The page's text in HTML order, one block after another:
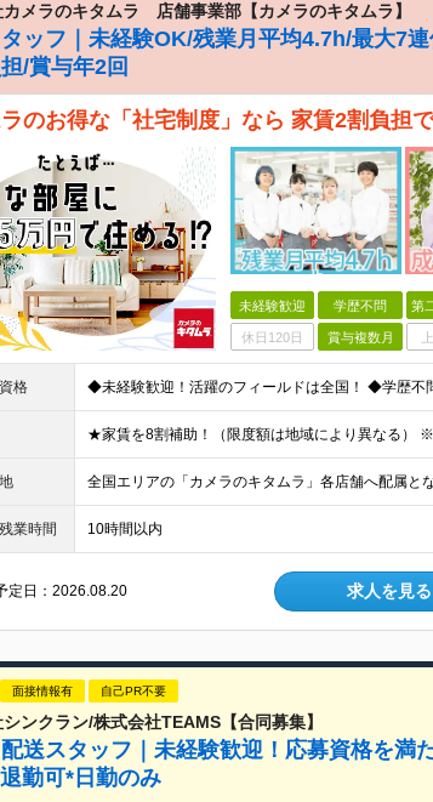
カメラのキタムラ 店舗事業部【カメラのキタムラ】
ッフ｜未経験OK/残業月平均4.7h/最大7
/賞与年2回
のお得な「社宅制度」なら 家賃2割負担
未経験歓迎 学歴不問 第
休日120日 賞与複数月
格
業時間 10時間以内
定日：2026.08.20 求人を見る
面接情報有 自己PR不要
ンクラン/株式会社TEAMS【合同募集】
送スタッフ｜未経験歓迎！応募資格を満
勤可*日勤のみ